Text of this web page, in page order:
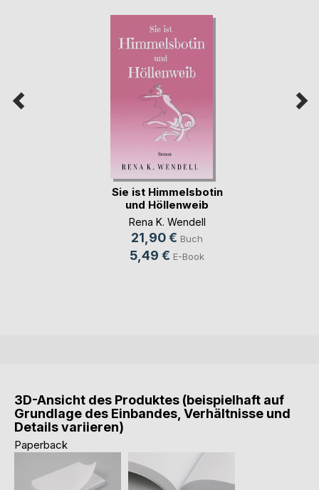
Sie ist Himmelsbotin
und Höllenweib
Rena K. Wendell
21,90 € Buch
5,49 € E-Book
3D-Ansicht des Produktes (beispielhaft auf
Grundlage des Einbandes, Verhältnisse und
Details variieren)
Paperback